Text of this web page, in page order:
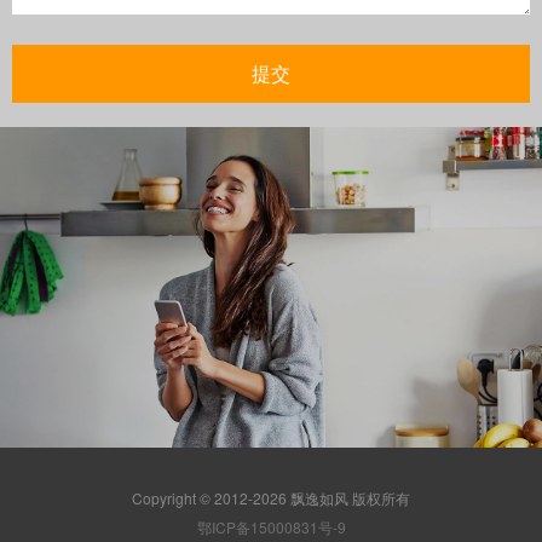
Copyright © 2012-2026 飘逸如风 版权所有
鄂ICP备15000831号-9